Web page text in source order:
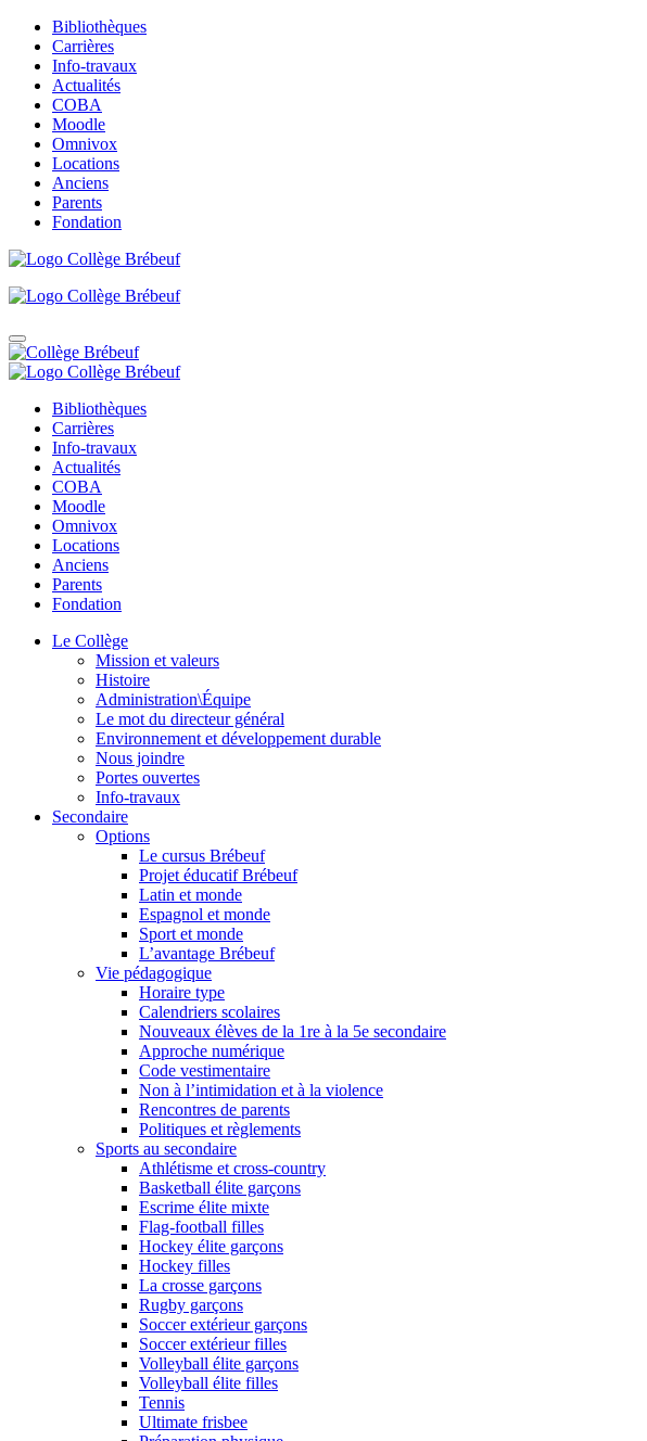
Bibliothèques
Carrières
Info-travaux
Actualités
COBA
Moodle
Omnivox
Locations
Anciens
Parents
Fondation
Bibliothèques
Carrières
Info-travaux
Actualités
COBA
Moodle
Omnivox
Locations
Anciens
Parents
Fondation
Le Collège
Mission et valeurs
Histoire
Administration\Équipe
Le mot du directeur général
Environnement et développement durable
Nous joindre
Portes ouvertes
Info-travaux
Secondaire
Options
Le cursus Brébeuf
Projet éducatif Brébeuf
Latin et monde
Espagnol et monde
Sport et monde
L’avantage Brébeuf
Vie pédagogique
Horaire type
Calendriers scolaires
Nouveaux élèves de la 1re à la 5e secondaire
Approche numérique
Code vestimentaire
Non à l’intimidation et à la violence
Rencontres de parents
Politiques et règlements
Sports au secondaire
Athlétisme et cross-country
Basketball élite garçons
Escrime élite mixte
Flag-football filles
Hockey élite garçons
Hockey filles
La crosse garçons
Rugby garçons
Soccer extérieur garçons
Soccer extérieur filles
Volleyball élite garçons
Volleyball élite filles
Tennis
Ultimate frisbee